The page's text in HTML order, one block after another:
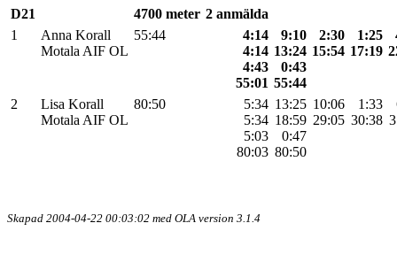
D21 4700 meter 2 anmälda
1
Anna Korall
Motala AIF OL
55:44
4:14
4:14
4:43
55:01
9:10
13:24
0:43
55:44
2:30
15:54
1:25
17:19
2
Lisa Korall
Motala AIF OL
80:50
5:34
5:34
5:03
80:03
13:25
18:59
0:47
80:50
10:06
29:05
1:33
30:38
Skapad 2004-04-22 00:03:02 med OLA version 3.1.4